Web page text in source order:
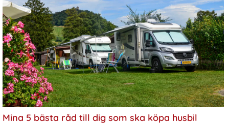
Mina 5 bästa råd till dig som ska köpa husbil